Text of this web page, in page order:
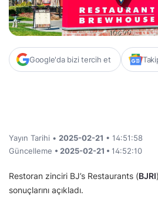
Google'da bizi tercih et
Yayın Tarihi • 2025-02-21 • 14:51:58
Güncelleme • 2025-02-21 • 14:52:10
Restoran zinciri BJ’s Restaurants (BJRI
sonuçlarını açıkladı.